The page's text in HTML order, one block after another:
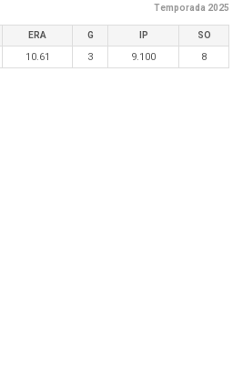
Temporada 2025
ERA G IP SO
10.61 3 9.100 8